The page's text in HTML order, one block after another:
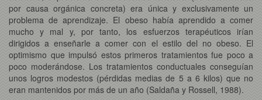
por causa orgánica concreta) era única y exclusivamente un
problema de aprendizaje. El obeso había aprendido a comer
mucho y mal y, por tanto, los esfuerzos terapéuticos irían
dirigidos a enseñarle a comer con el estilo del no obeso. El
optimismo que impulsó estos primeros tratamientos fue poco a
poco moderándose. Los tratamientos conductuales conseguían
unos logros modestos (pérdidas medias de 5 a 6 kilos) que no
eran mantenidos por más de un año (Saldaña y Rossell, 1988).